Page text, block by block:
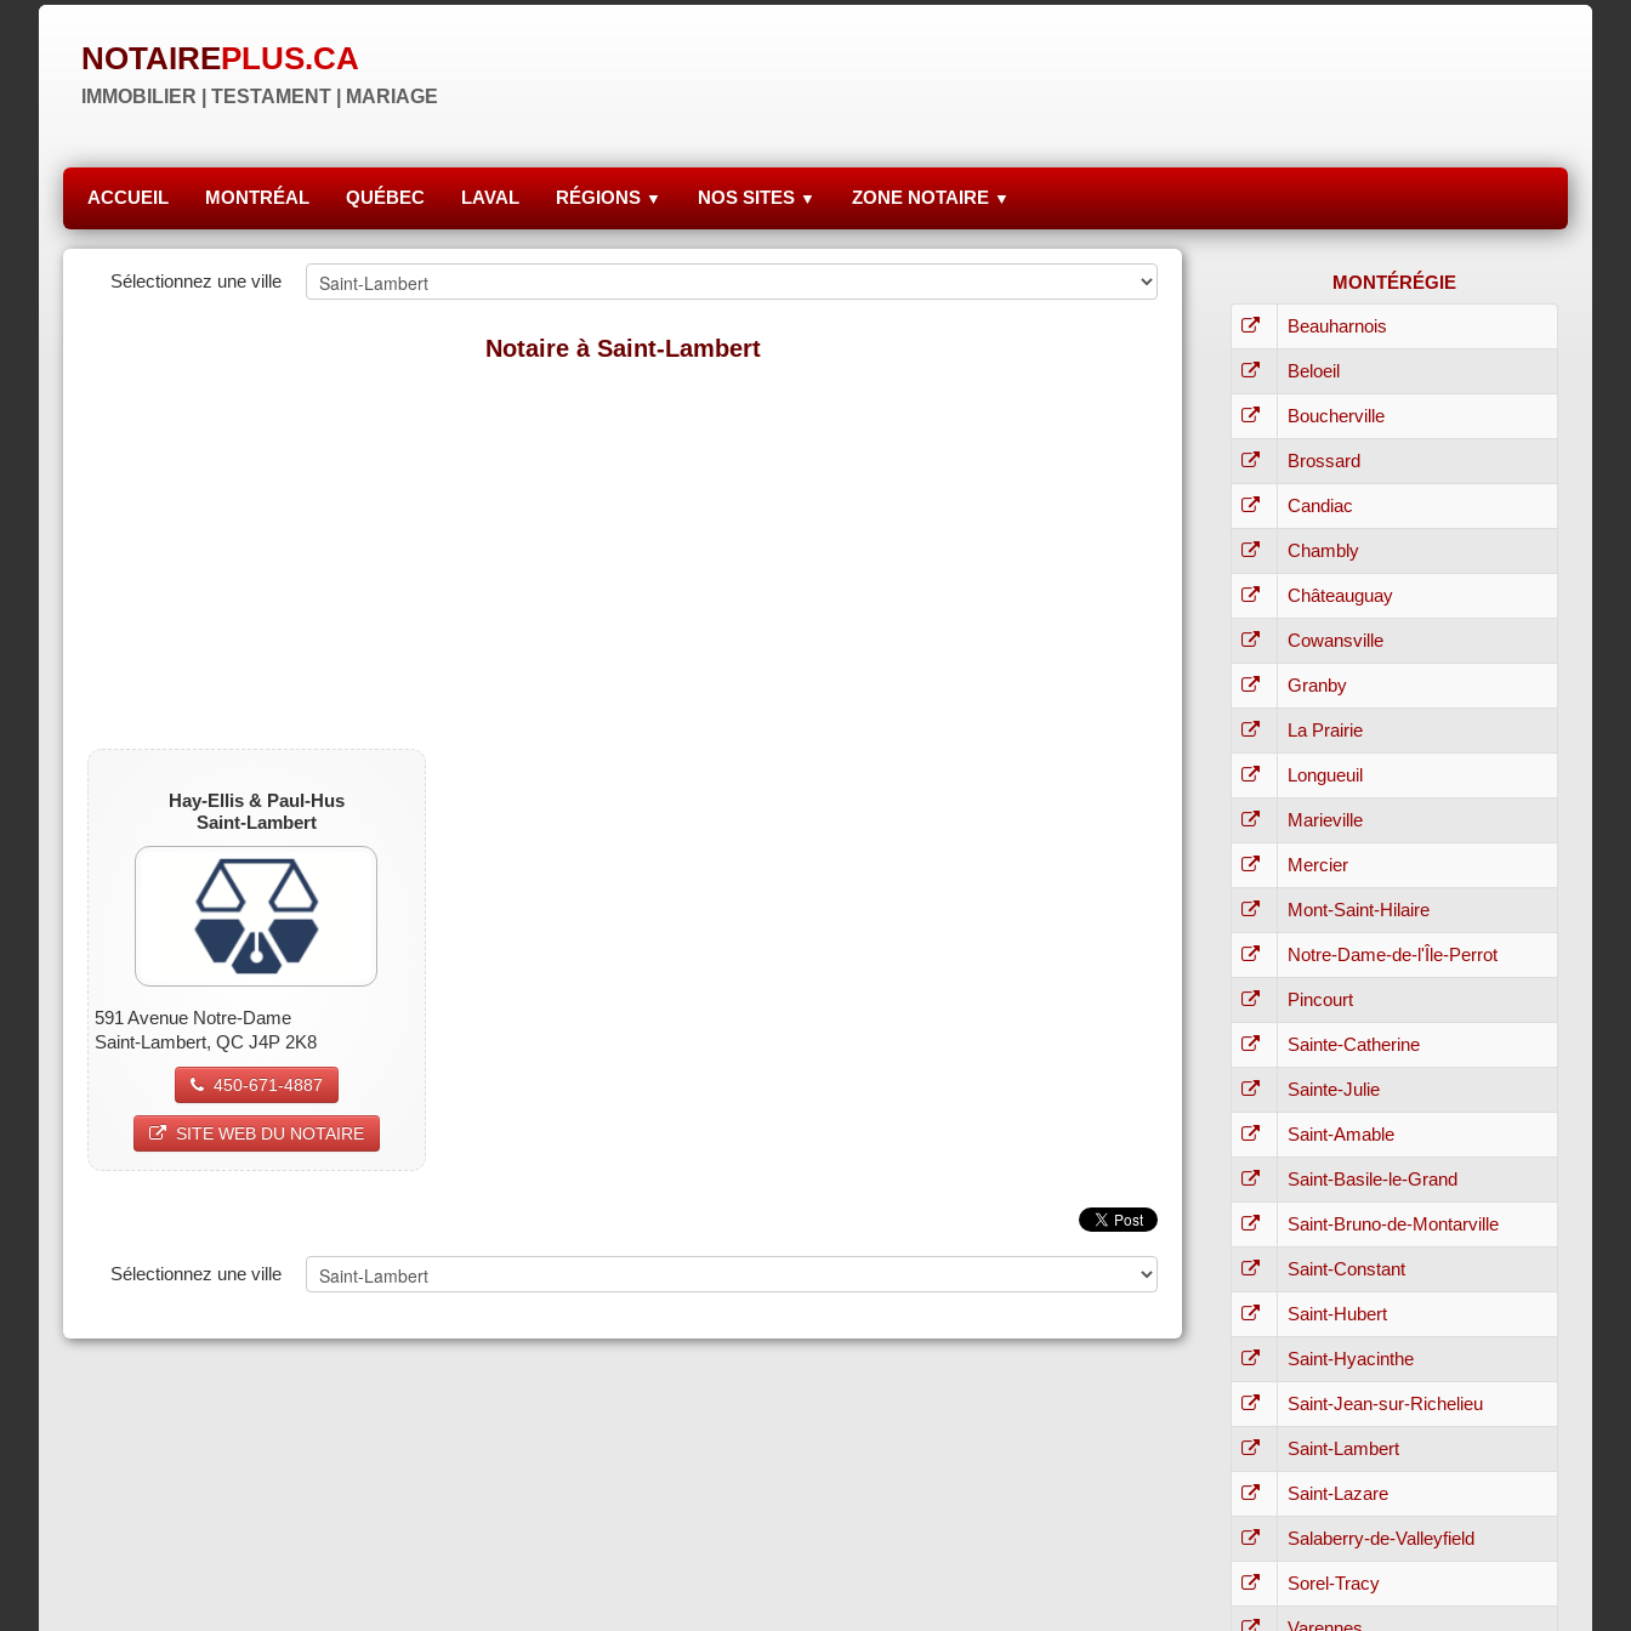
NOTAIREPLUS.CA
IMMOBILIER | TESTAMENT | MARIAGE
ACCUEIL MONTRÉAL QUÉBEC LAVAL RÉGIONS ▼ NOS SITES ▼ ZONE NOTAIRE ▼
Sélectionnez une ville
Notaire à Saint-Lambert
Hay-Ellis & Paul-Hus
Saint-Lambert
591 Avenue Notre-Dame
Saint-Lambert, QC J4P 2K8
450-671-4887
SITE WEB DU NOTAIRE
Sélectionnez une ville
MONTÉRÉGIE
Beauharnois
Beloeil
Boucherville
Brossard
Candiac
Chambly
Châteauguay
Cowansville
Granby
La Prairie
Longueuil
Marieville
Mercier
Mont-Saint-Hilaire
Notre-Dame-de-l'Île-Perrot
Pincourt
Sainte-Catherine
Sainte-Julie
Saint-Amable
Saint-Basile-le-Grand
Saint-Bruno-de-Montarville
Saint-Constant
Saint-Hubert
Saint-Hyacinthe
Saint-Jean-sur-Richelieu
Saint-Lambert
Saint-Lazare
Salaberry-de-Valleyfield
Sorel-Tracy